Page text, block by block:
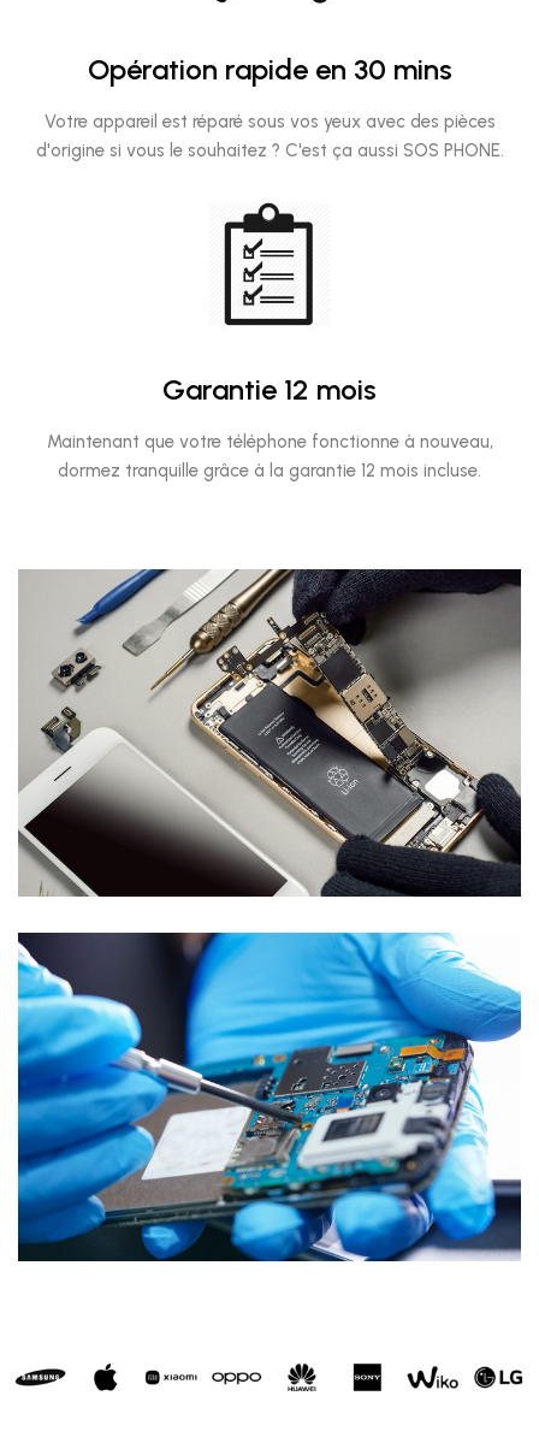
Opération rapide en 30 mins
Votre appareil est réparé sous vos yeux avec des pièces
d'origine si vous le souhaitez ? C'est ça aussi SOS PHONE.
Garantie 12 mois
Maintenant que votre téléphone fonctionne à nouveau,
dormez tranquille grâce à la garantie 12 mois incluse.